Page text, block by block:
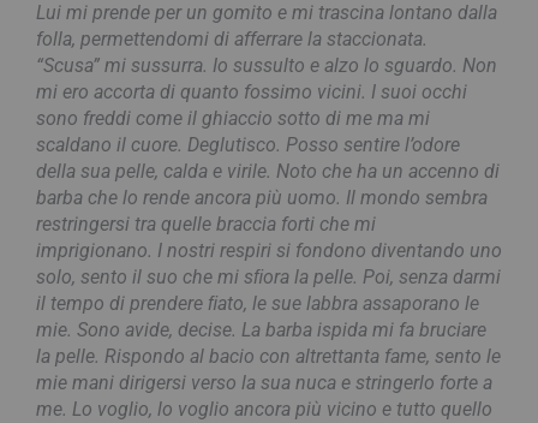
Lui mi prende per un gomito e mi trascina lontano dalla
folla, permettendomi di afferrare la staccionata.
“Scusa” mi sussurra. Io sussulto e alzo lo sguardo. Non
mi ero accorta di quanto fossimo vicini. I suoi occhi
sono freddi come il ghiaccio sotto di me ma mi
scaldano il cuore. Deglutisco. Posso sentire l’odore
della sua pelle, calda e virile. Noto che ha un accenno di
barba che lo rende ancora più uomo. Il mondo sembra
restringersi tra quelle braccia forti che mi
imprigionano. I nostri respiri si fondono diventando uno
solo, sento il suo che mi sﬁora la pelle. Poi, senza darmi
il tempo di prendere ﬁato, le sue labbra assaporano le
mie. Sono avide, decise. La barba ispida mi fa bruciare
la pelle. Rispondo al bacio con altrettanta fame, sento le
mie mani dirigersi verso la sua nuca e stringerlo forte a
me. Lo voglio, lo voglio ancora più vicino e tutto quello